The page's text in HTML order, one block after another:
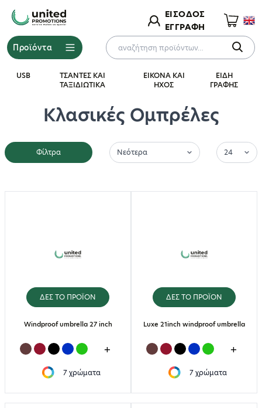
ΕΙΣΟΔΟΣ
ΕΓΓΡΑΦΗ
Προϊόντα
USB
ΤΣΑΝΤΕΣ ΚΑΙ
ΤΑΞΙΔΙΩΤΙΚΑ
ΕΙΚΟΝΑ ΚΑΙ
ΗΧΟΣ
ΕΙΔΗ
ΓΡΑΦΗΣ
Κλασικές Ομπρέλες
Φίλτρα
ΔΕΣ ΤΟ ΠΡΟΪΟΝ
Windproof umbrella 27 inch
+
7 χρώματα
ΔΕΣ ΤΟ ΠΡΟΪΟΝ
Luxe 21inch windproof umbrella
+
7 χρώματα